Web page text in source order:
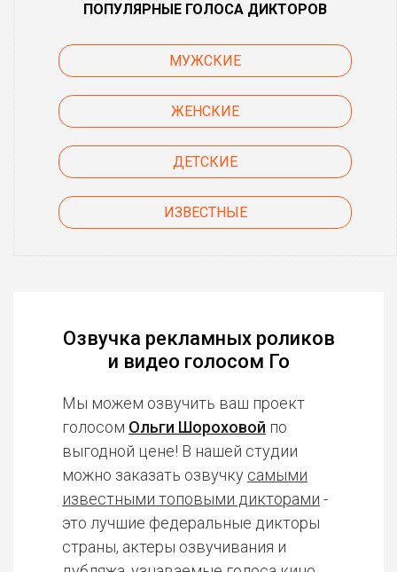
ПОПУЛЯРНЫЕ ГОЛОСА ДИКТОРОВ
МУЖСКИЕ
ЖЕНСКИЕ
ДЕТСКИЕ
ИЗВЕСТНЫЕ
Озвучка рекламных роликов
и видео голосом Го
Мы можем озвучить ваш проект
голосом Ольги Шороховой по
выгодной цене! В нашей студии
можно заказать озвучку самыми
известными топовыми дикторами -
это лучшие федеральные дикторы
страны, актеры озвучивания и